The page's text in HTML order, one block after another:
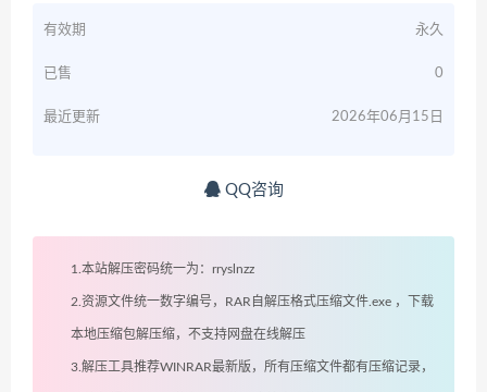
有效期 永久
已售 0
最近更新 2026年06月15日
QQ咨询
1.本站解压密码统一为：rryslnzz
2.资源文件统一数字编号，RAR自解压格式压缩文件.exe ，下载
本地压缩包解压缩，不支持网盘在线解压
3.解压工具推荐WINRAR最新版，所有压缩文件都有压缩记录，